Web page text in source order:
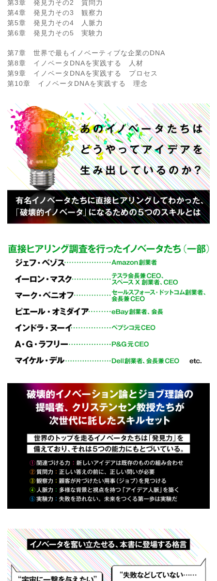
第3章 発見力その2 質問力
第4章 発見力その3 観察力
第5章 発見力その4 人脈力
第6章 発見力その5 実験力
第7章 世界で最もイノベーティブな企業のDNA
第8章 イノベータDNAを実践する 人材
第9章 イノベータDNAを実践する プロセス
第10章 イノベータDNAを実践する 理念